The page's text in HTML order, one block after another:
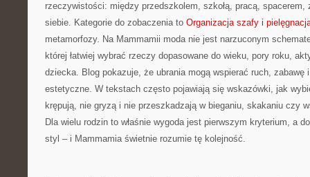
rzeczywistości: między przedszkolem, szkołą, pracą,
siebie. Kategorie do zobaczenia to Organizacja szafy i
metamorfozy. Na Mammamii moda nie jest narzuconym
której łatwiej wybrać rzeczy dopasowane do wieku, pory roku,
dziecka. Blog pokazuje, że ubrania mogą wspierać ruch, zabawę
estetyczne. W tekstach często pojawiają się wskazówki, jak
krępują, nie gryzą i nie przeszkadzają w bieganiu, skakaniu czy
Dla wielu rodzin to właśnie wygoda jest pierwszym kryterium, a
styl – i Mammamia świetnie rozumie tę kolejność.